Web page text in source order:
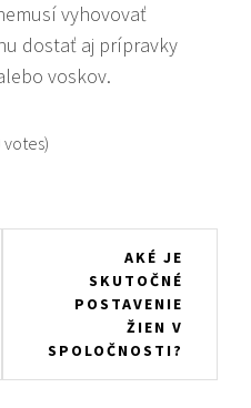
vyhovovať
dostať aj prípravky
voskov.
votes)
AKÉ JE
SKUTOČNÉ
POSTAVENIE
ŽIEN V
SPOLOČNOSTI?